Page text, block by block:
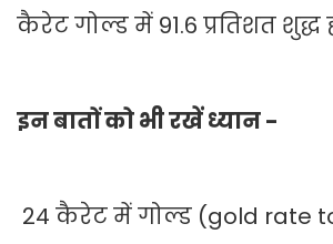
कैरेट गोल्ड में 91.6 प्रतिशत शुद्ध
इन बातों को भी रखें ध्यान -
24 कैरेट में गोल्ड (gold rate